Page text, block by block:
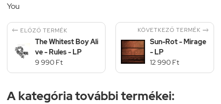
You
 ELŐZŐ TERMÉK
The Whitest Boy Ali
ve - Rules - LP
9 990 Ft
KÖVETKEZŐ TERMÉK 
Sun-Rot - Mirage
- LP
12 990 Ft
A kategória további termékei: